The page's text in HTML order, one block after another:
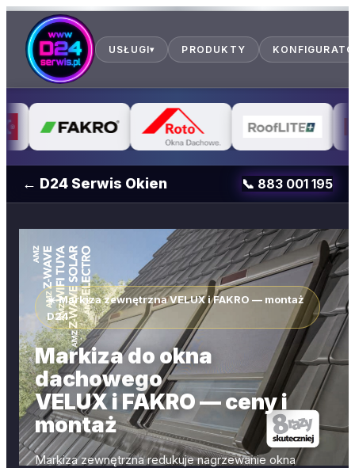
USŁUGI▾ PRODUKTY
← D24 Serwis Okien 📞 883 001 195
☀️ Markiza zewnętrzna VELUX i FAKRO — montaż
D24
Markiza do okna
dachowego
VELUX i FAKRO — ceny i
montaż
Markiza zewnętrzna redukuje nagrzewanie okna